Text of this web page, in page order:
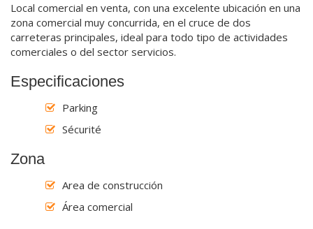
Local comercial en venta, con una excelente ubicación en una
zona comercial muy concurrida, en el cruce de dos
carreteras principales, ideal para todo tipo de actividades
comerciales o del sector servicios.
Especificaciones
Parking
Sécurité
Zona
Area de construcción
Área comercial